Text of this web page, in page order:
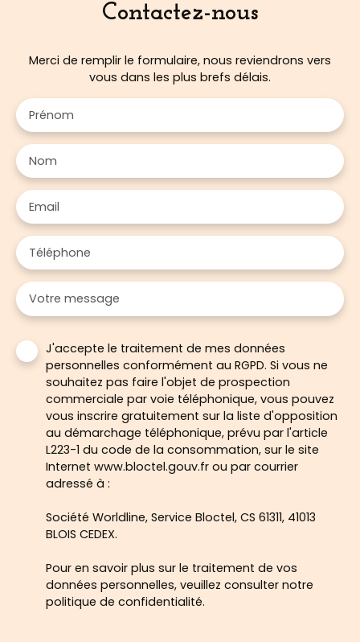
Contactez-nous
Merci de remplir le formulaire, nous reviendrons vers
vous dans les plus brefs délais.
Prénom
Nom
Email
Téléphone
Votre message
J'accepte le traitement de mes données
personnelles conformément au RGPD. Si vous ne
souhaitez pas faire l'objet de prospection
commerciale par voie téléphonique, vous pouvez
vous inscrire gratuitement sur la liste d'opposition
au démarchage téléphonique, prévu par l'article
L223-1 du code de la consommation, sur le site
Internet www.bloctel.gouv.fr ou par courrier
adressé à :
Société Worldline, Service Bloctel, CS 61311, 41013
BLOIS CEDEX.
Pour en savoir plus sur le traitement de vos
données personnelles, veuillez consulter notre
politique de confidentialité.